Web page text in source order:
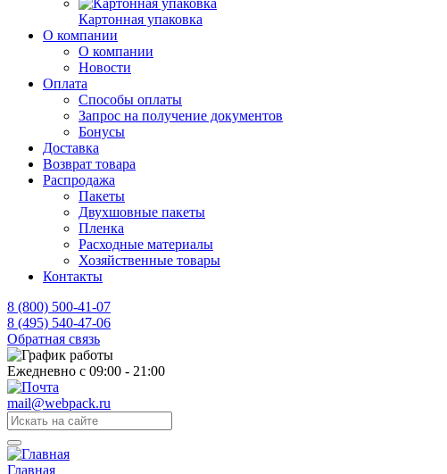
Картонная упаковка
О компании
О компании
Новости
Оплата
Способы оплаты
Запрос на получение документов
Бонусы
Доставка
Возврат товара
Распродажа
Пакеты
Двухшовные пакеты
Пленка
Расходные материалы
Хозяйственные товары
Контакты
8 (800) 500-41-07
8 (495) 540-47-06
Обратная связь
Ежедневно с 09:00 - 21:00
mail@webpack.ru
Главная